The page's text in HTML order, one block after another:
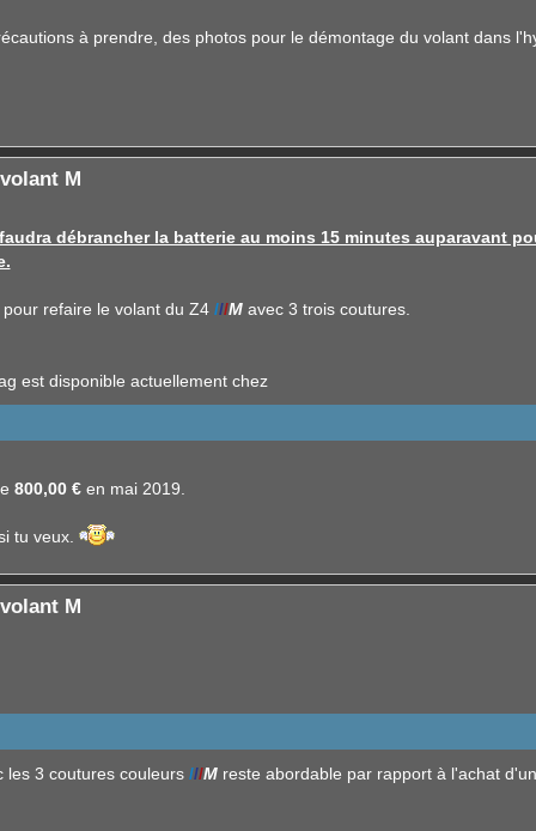
à prendre, des photos pour le démontage du volant dans
M
débrancher la batterie au moins 15 minutes auparavant
refaire le volant du Z4 ///Mavec 3 trois coutures.
est disponible actuellement chez
800,00 €en mai 2019.
tu veux.
M
les 3 coutures couleurs ///Mreste abordable par rapport à l'achat